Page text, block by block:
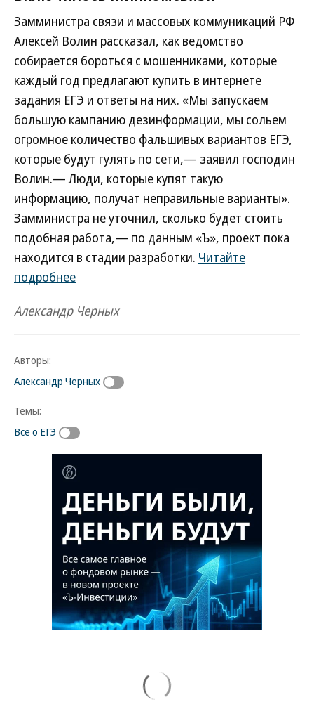
Замминистра связи и массовых коммуникаций РФ
Алексей Волин рассказал, как ведомство
собирается бороться с мошенниками, которые
каждый год предлагают купить в интернете
задания ЕГЭ и ответы на них. «Мы запускаем
большую кампанию дезинформации, мы сольем
огромное количество фальшивых вариантов ЕГЭ,
которые будут гулять по сети,— заявил господин
Волин.— Люди, которые купят такую
информацию, получат неправильные варианты».
Замминистра не уточнил, сколько будет стоить
подобная работа,— по данным «Ъ», проект пока
находится в стадии разработки. Читайте
подробнее
Александр Черных
Авторы:
Александр Черных
Темы:
Все о ЕГЭ